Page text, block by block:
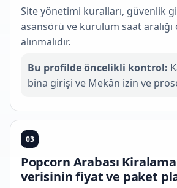
Site yönetimi kuralları, güvenlik
asansörü ve kurulum saat aralığı
alınmalıdır.
Bu profilde öncelikli kontrol:
bina girişi ve Mekân izin ve
03
Popcorn Arabası
verisinin fiyat ve paket